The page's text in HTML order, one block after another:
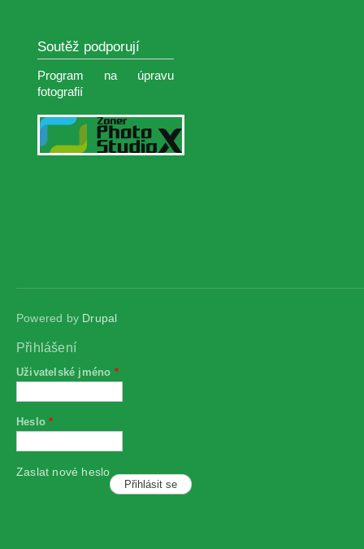
Soutěž podporují
Program na úpravu
fotografií
Powered by Drupal
Přihlášení
Uživatelské jméno *
Heslo*
Zaslat nové heslo